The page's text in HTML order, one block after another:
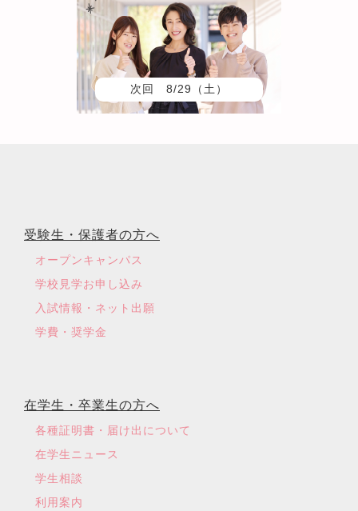
次回 8/29（土）
受験生・保護者の方へ
オープンキャンパス
学校見学お申し込み
入試情報・ネット出願
学費・奨学金
在学生・卒業生の方へ
各種証明書・届け出について
在学生ニュース
学生相談
利用案内